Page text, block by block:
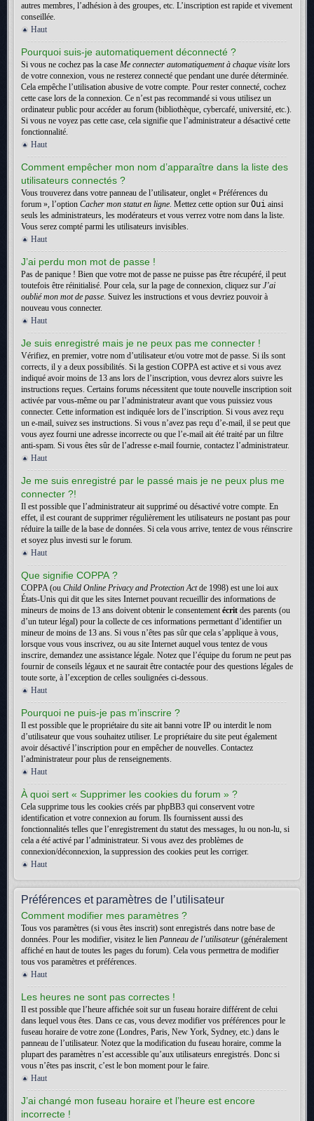
autres membres, l’adhésion à des groupes, etc. L’inscription est rapide et vivement
conseillée.
Haut
Pourquoi suis-je automatiquement déconnecté ?
Si vous ne cochez pas la case Me connecter automatiquement à chaque visite lors
de votre connexion, vous ne resterez connecté que pendant une durée déterminée.
Cela empêche l’utilisation abusive de votre compte. Pour rester connecté, cochez
cette case lors de la connexion. Ce n’est pas recommandé si vous utilisez un
ordinateur public pour accéder au forum (bibliothèque, cybercafé, université, etc.).
Si vous ne voyez pas cette case, cela signifie que l’administrateur a désactivé cette
fonctionnalité.
Haut
Comment empêcher mon nom d’apparaître dans la liste des
utilisateurs connectés ?
Vous trouverez dans votre panneau de l’utilisateur, onglet « Préférences du
forum », l’option Cacher mon statut en ligne. Mettez cette option sur Oui ainsi
seuls les administrateurs, les modérateurs et vous verrez votre nom dans la liste.
Vous serez compté parmi les utilisateurs invisibles.
Haut
J’ai perdu mon mot de passe !
Pas de panique ! Bien que votre mot de passe ne puisse pas être récupéré, il peut
toutefois être réinitialisé. Pour cela, sur la page de connexion, cliquez sur J’ai
oublié mon mot de passe. Suivez les instructions et vous devriez pouvoir à
nouveau vous connecter.
Haut
Je suis enregistré mais je ne peux pas me connecter !
Vérifiez, en premier, votre nom d’utilisateur et/ou votre mot de passe. Si ils sont
corrects, il y a deux possibilités. Si la gestion COPPA est active et si vous avez
indiqué avoir moins de 13 ans lors de l’inscription, vous devrez alors suivre les
instructions reçues. Certains forums nécessitent que toute nouvelle inscription soit
activée par vous-même ou par l’administrateur avant que vous puissiez vous
connecter. Cette information est indiquée lors de l’inscription. Si vous avez reçu
un e-mail, suivez ses instructions. Si vous n’avez pas reçu d’e-mail, il se peut que
vous ayez fourni une adresse incorrecte ou que l’e-mail ait été traité par un filtre
anti-spam. Si vous êtes sûr de l’adresse e-mail fournie, contactez l’administrateur.
Haut
Je me suis enregistré par le passé mais je ne peux plus me
connecter ?!
Il est possible que l’administrateur ait supprimé ou désactivé votre compte. En
effet, il est courant de supprimer régulièrement les utilisateurs ne postant pas pour
réduire la taille de la base de données. Si cela vous arrive, tentez de vous réinscrire
et soyez plus investi sur le forum.
Haut
Que signifie COPPA ?
COPPA (ou Child Online Privacy and Protection Actde 1998) est une loi aux
États-Unis qui dit que les sites Internet pouvant recueillir des informations de
mineurs de moins de 13 ans doivent obtenir le consentementécrit des parents (ou
d’un tuteur légal) pour la collecte de ces informations permettant d’identifier un
mineur de moins de 13 ans. Si vous n’êtes pas sûr que cela s’applique à vous,
lorsque vous vous inscrivez, ou au site Internet auquel vous tentez de vous
inscrire, demandez une assistance légale. Notez que l’équipe du forum ne peut pas
fournir de conseils légaux et ne saurait être contactée pour des questions légales de
toute sorte, à l’exception de celles soulignées ci-dessous.
Haut
Pourquoi ne puis-je pas m’inscrire ?
Il est possible que le propriétaire du site ait banni votre IP ou interdit le nom
d’utilisateur que vous souhaitez utiliser. Le propriétaire du site peut également
avoir désactivé l’inscription pour en empêcher de nouvelles. Contactez
l’administrateur pour plus de renseignements.
Haut
À quoi sert « Supprimer les cookies du forum » ?
Cela supprime tous les cookies créés par phpBB3 qui conservent votre
identification et votre connexion au forum. Ils fournissent aussi des
fonctionnalités telles que l’enregistrement du statut des messages, lu ou non-lu, si
cela a été activé par l’administrateur. Si vous avez des problèmes de
connexion/déconnexion, la suppression des cookies peut les corriger.
Haut
Préférences et paramètres de l’utilisateur
Comment modifier mes paramètres ?
Tous vos paramètres (si vous êtes inscrit) sont enregistrés dans notre base de
données. Pour les modifier, visitez le lien Panneau de l’utilisateur (généralement
affiché en haut de toutes les pages du forum). Cela vous permettra de modifier
tous vos paramètres et préférences.
Haut
Les heures ne sont pas correctes !
Il est possible que l’heure affichée soit sur un fuseau horaire différent de celui
dans lequel vous êtes. Dans ce cas, vous devez modifier vos préférences pour le
fuseau horaire de votre zone (Londres, Paris, New York, Sydney, etc.) dans le
panneau de l’utilisateur. Notez que la modification du fuseau horaire, comme la
plupart des paramètres n’est accessible qu’aux utilisateurs enregistrés. Donc si
vous n’êtes pas inscrit, c’est le bon moment pour le faire.
Haut
J’ai changé mon fuseau horaire et l’heure est encore
incorrecte !